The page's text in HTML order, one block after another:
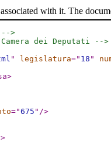
with it. The
-->
dei Deputati -->
" legislatura=" 18 "
>
="675 " />
>